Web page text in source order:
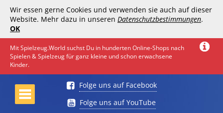
Wir essen gerne Cookies und verwenden sie auch auf dieser
Website. Mehr dazu in unseren Datenschutzbestimmungen.
OK
Mit Spielzeug.World suchst Du in hunderten Online-Shops nach
Spielen & Spielzeug für ganz kleine und schon erwachsene
Kinder.
Folge uns auf Facebook
Folge uns auf YouTube